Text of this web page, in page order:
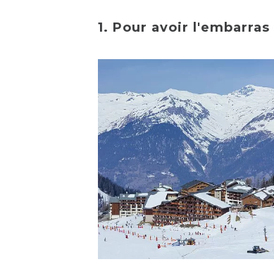
1. Pour avoir